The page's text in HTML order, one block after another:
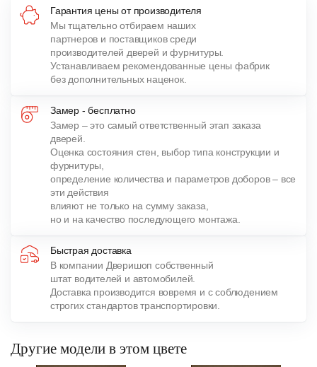
Гарантия цены от производителя
Мы тщательно отбираем наших
партнеров и поставщиков среди
производителей дверей и фурнитуры.
Устанавливаем рекомендованные цены фабрик
без дополнительных наценок.
Замер - бесплатно
Замер – это самый ответственный этап заказа
дверей.
Оценка состояния стен, выбор типа конструкции и
фурнитуры,
определение количества и параметров доборов – все
эти действия
влияют не только на сумму заказа,
но и на качество последующего монтажа.
Быстрая доставка
В компании Дверишоп собственный
штат водителей и автомобилей.
Доставка производится вовремя и с соблюдением
строгих стандартов транспортировки.
Другие модели в этом цвете